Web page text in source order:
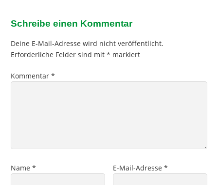
Schreibe einen Kommentar
Deine E-Mail-Adresse wird nicht veröffentlicht.
Erforderliche Felder sind mit* markiert
Kommentar*
Name* E-Mail-Adresse*